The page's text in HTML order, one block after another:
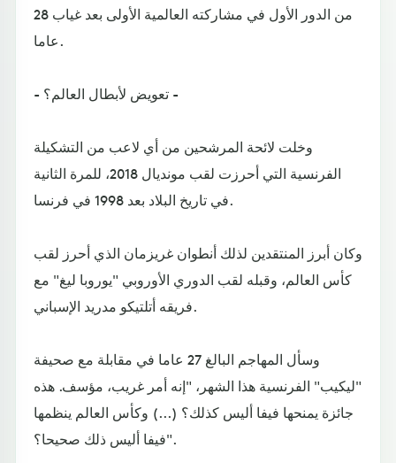
من الدور الأول في مشاركته العالمية الأولى بعد غياب 28
عاما.
- تعويض لأبطال العالم؟ -
وخلت لائحة المرشحين من أي لاعب من التشكيلة
الفرنسية التي أحرزت لقب مونديال 2018، للمرة الثانية
في تاريخ البلاد بعد 1998 في فرنسا.
وكان أبرز المنتقدين لذلك أنطوان غريزمان الذي أحرز لقب
كأس العالم، وقبله لقب الدوري الأوروبي "يوروبا ليغ" مع
فريقه أتلتيكو مدريد الإسباني.
وسأل المهاجم البالغ 27 عاما في مقابلة مع صحيفة
"ليكيب" الفرنسية هذا الشهر، "إنه أمر غريب، مؤسف. هذه
جائزة يمنحها فيفا أليس كذلك؟ (...) وكأس العالم ينظمها
فيفا أليس ذلك صحيحا؟".